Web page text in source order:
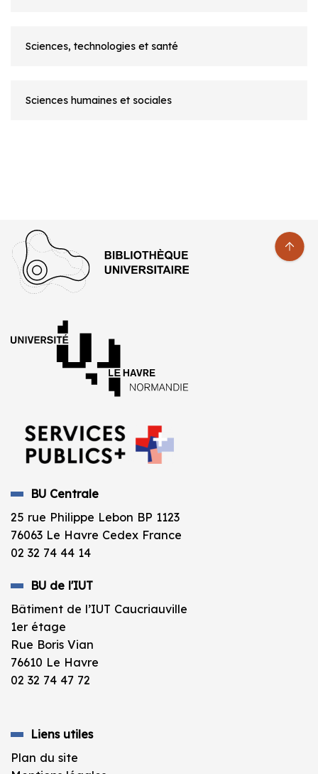
Sciences, technologies et santé
Sciences humaines et sociales
BU Centrale
25 rue Philippe Lebon BP 1123
76063 Le Havre Cedex France
02 32 74 44 14
BU de l'IUT
Bâtiment de l’IUT Caucriauville
1er étage
Rue Boris Vian
76610 Le Havre
02 32 74 47 72
Liens utiles
Plan du site